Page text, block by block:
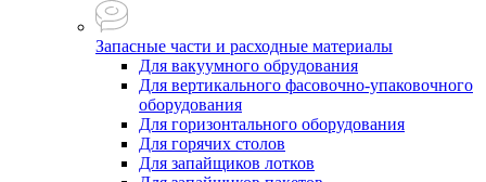
Запасные части и расходные материалы
Для вакуумного обрудования
Для вертикального фасовочно-упаковочного
оборудования
Для горизонтального оборудования
Для горячих столов
Для запайщиков лотков